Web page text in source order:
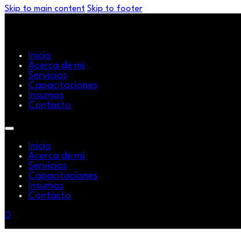
Skip to main content Skip to footer
Inicio
Acerca de mi
Servicios
Capacitaciones
Insumos
Contacto
Inicio
Acerca de mi
Servicios
Capacitaciones
Insumos
Contacto
0